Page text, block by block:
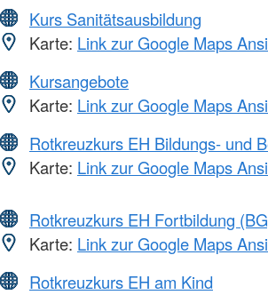
Kurs Sanitätsausbildung
Karte: Link zur Google Maps
Kursangebote
Karte: Link zur Google Maps
Rotkreuzkurs EH Bildungs- und
Karte: Link zur Google Maps
Rotkreuzkurs EH Fortbildung
Karte: Link zur Google Maps
Rotkreuzkurs EH am Kind